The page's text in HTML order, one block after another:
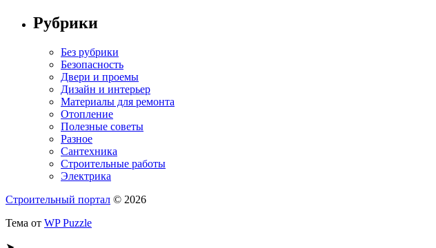
Рубрики
Без рубрики
Безопасность
Двери и проемы
Дизайн и интерьер
Материалы для ремонта
Отопление
Полезные советы
Разное
Сантехника
Строительные работы
Электрика
Строительный портал © 2026
Тема от WP Puzzle